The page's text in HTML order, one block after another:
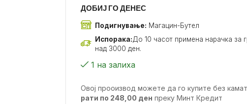
ДОБИЈ ГО ДЕНЕС
Подигнување: Магацин-Бутел
Испорака:До 10 часот примена нарачка за
над 3000 ден.
1 на залиха
Овој прооизвод можете да го купите без
рати по 248,00 ден преку Минт Кредит